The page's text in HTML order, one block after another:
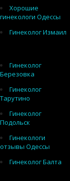
Хорошие
гинекологи Одессы
Гинеколог Измаил
Гинеколог
Березовка
Гинеколог
Тарутино
Гинеколог
Подольск
Гинекологи
отзывы Одессы
Гинеколог Балта